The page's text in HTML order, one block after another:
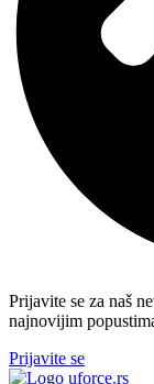
Prijavite se za naš
najnovijim
Prijavite se